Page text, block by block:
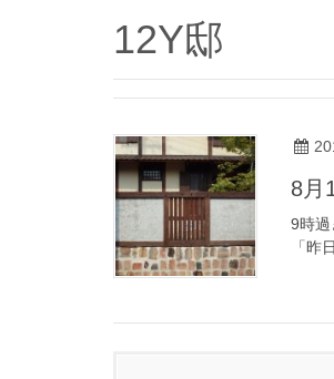
12Y邸
8月
9時過
「昨